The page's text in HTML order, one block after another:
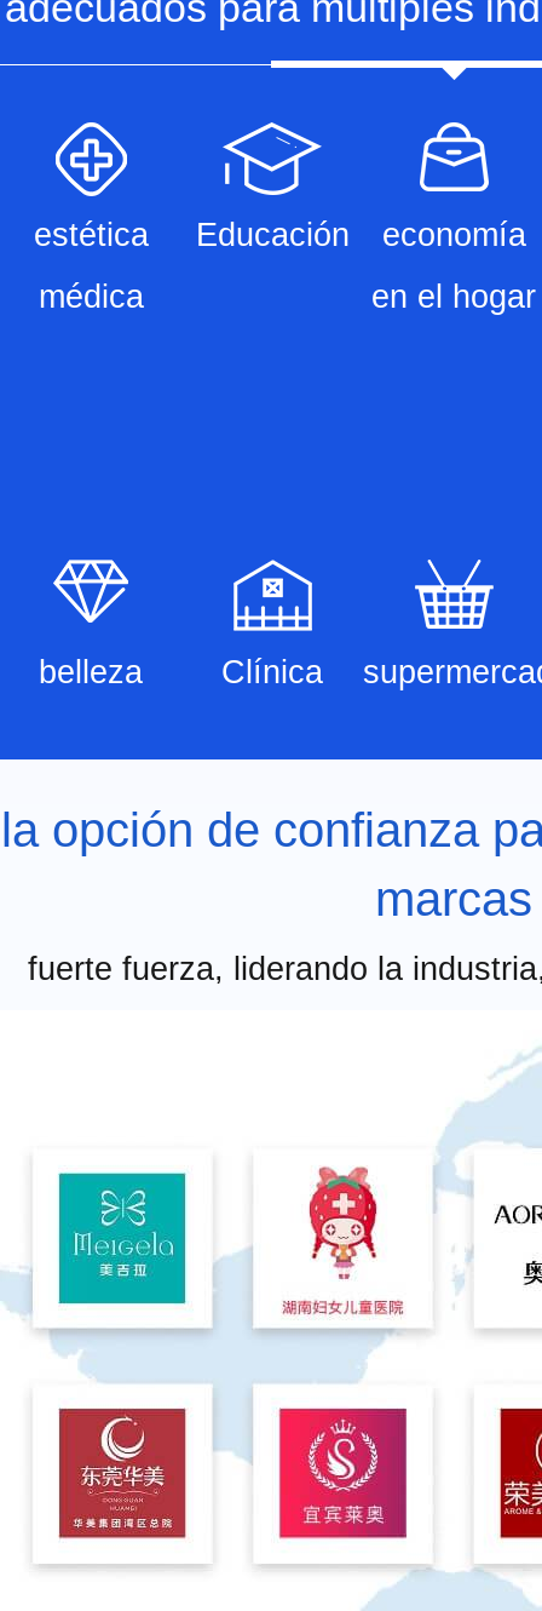
estética
médica
Educación
economía
en el hogar
belleza Clínica
la opción de confianza
marcas
fuerte fuerza, liderando la